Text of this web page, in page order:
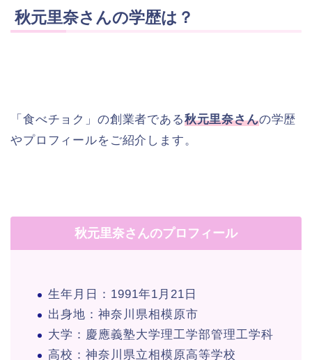
秋元里奈さんの学歴は？
「食べチョク」の創業者である秋元里奈さんの学歴
やプロフィールをご紹介します。
秋元里奈さんのプロフィール
生年月日：1991年1月21日
出身地：神奈川県相模原市
大学：慶應義塾大学理工学部管理工学科
高校：神奈川県立相模原高等学校